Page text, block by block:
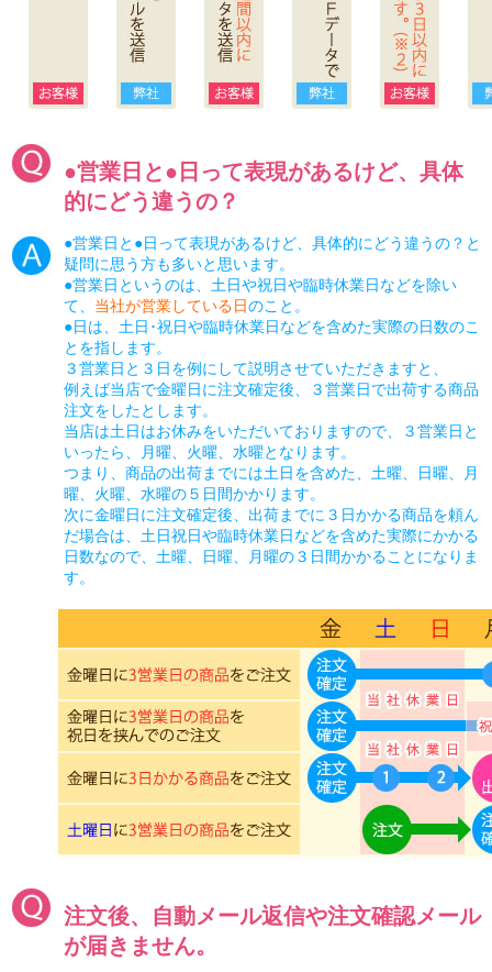
●営業日と●日って表現があるけど、具体
的にどう違うの？
●営業日と●日って表現があるけど、具体的にどう違うの？と
疑問に思う方も多いと思います。
●営業日というのは、土日や祝日や臨時休業日などを除い
て、 当社が営業している日のこと。
●日は、土日･祝日や臨時休業日などを含めた実際の日数のこ
とを指します。
３営業日と３日を例にして説明させていただきますと、
例えば当店で金曜日に注文確定後、３営業日で出荷する商品
注文をしたとします。
当店は土日はお休みをいただいておりますので、３営業日と
いったら、月曜、火曜、水曜となります。
つまり、商品の出荷までには土日を含めた、土曜、日曜、月
曜、火曜、水曜の５日間かかります。
次に金曜日に注文確定後、出荷までに３日かかる商品を頼ん
だ場合は、土日祝日や臨時休業日などを含めた実際にかかる
日数なので、土曜、日曜、月曜の３日間かかることになりま
す。
注文後、自動メール返信や注文確認メール
が届きません。